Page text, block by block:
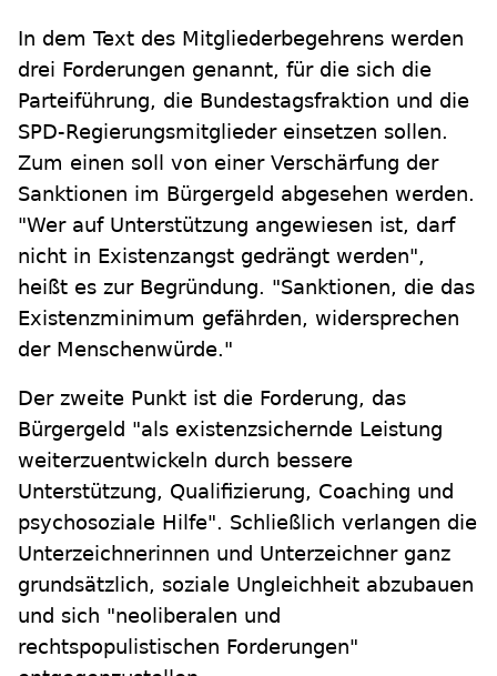
In dem Text des Mitgliederbegehrens werden
drei Forderungen genannt, für die sich die
Parteiführung, die Bundestagsfraktion und die
SPD-Regierungsmitglieder einsetzen sollen.
Zum einen soll von einer Verschärfung der
Sanktionen im Bürgergeld abgesehen werden.
"Wer auf Unterstützung angewiesen ist, darf
nicht in Existenzangst gedrängt werden",
heißt es zur Begründung. "Sanktionen, die das
Existenzminimum gefährden, widersprechen
der Menschenwürde."
Der zweite Punkt ist die Forderung, das
Bürgergeld "als existenzsichernde Leistung
weiterzuentwickeln durch bessere
Unterstützung, Qualifizierung, Coaching und
psychosoziale Hilfe". Schließlich verlangen die
Unterzeichnerinnen und Unterzeichner ganz
grundsätzlich, soziale Ungleichheit abzubauen
und sich "neoliberalen und
rechtspopulistischen Forderungen"